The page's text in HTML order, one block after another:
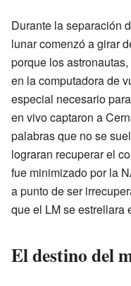
Durante la separación
lunar comenzó a girar
porque los
en la computadora de
especial necesario
en vivo captaron a
palabras que no se
lograran recuperar el
fue minimizado por la
a punto de ser
que el LM se estrellara
El destino del